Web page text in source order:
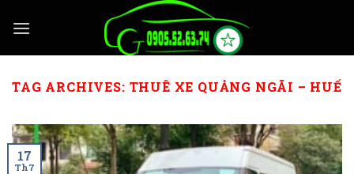
TAG ARCHIVES: THUÊ XE QUẢNG NGÃI – HUẾ
17
Th7